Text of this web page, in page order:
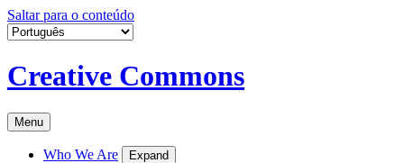
Saltar para o conteúdo
Creative Commons
Menu
Who We Are Expand